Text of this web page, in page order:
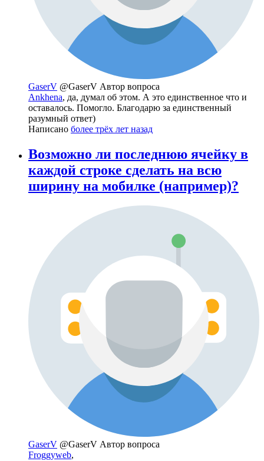
GaserV @GaserV Автор вопроса
Ankhena, да, думал об этом. А это единственное что и
оставалось. Помогло. Благодарю за единственный
разумный ответ)
Написано более трёх лет назад
Возможно ли последнюю ячейку в
каждой строке сделать на всю
ширину на мобилке (например)?
GaserV @GaserV Автор вопроса
Froggyweb,